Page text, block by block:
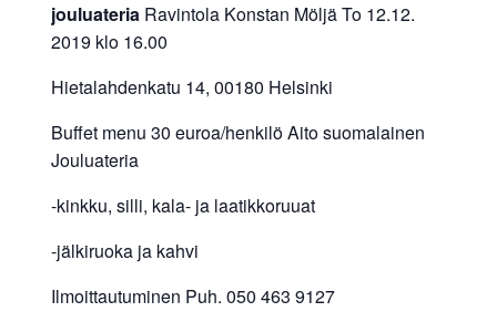
jouluateria Ravintola Konstan Möljä To 12.12.
2019 klo 16.00
Hietalahdenkatu 14, 00180 Helsinki
Buffet menu 30 euroa/henkilö Aito suomalainen
Jouluateria
-kinkku, silli, kala- ja laatikkoruuat
-jälkiruoka ja kahvi
Ilmoittautuminen Puh. 050 463 9127